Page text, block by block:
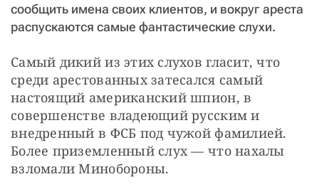
сообщить имена своих клиентов, и вокруг ареста
распускаются самые фантастические слухи.
Самый дикий из этих слухов гласит, что
среди арестованных затесался самый
настоящий американский шпион, в
совершенстве владеющий русским и
внедренный в ФСБ под чужой фамилией.
Более приземленный слух — что нахалы
взломали Минобороны.